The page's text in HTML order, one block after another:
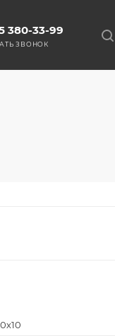
380-33-99
ЗВОНОК